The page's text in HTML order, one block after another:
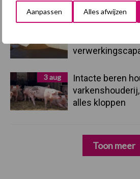
Aanpassen Alles afwijzen
3 aug
Vlaamse
3 aug
Intacte beren
alles kloppen
Toon meer